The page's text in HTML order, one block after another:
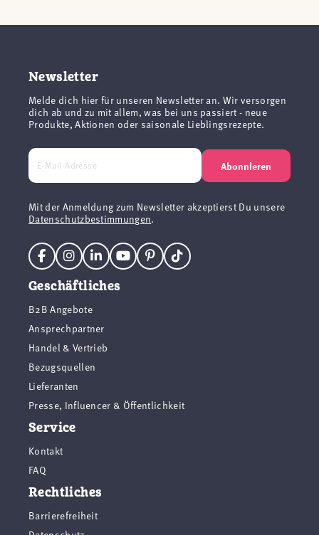
Newsletter
Melde dich hier für unseren Newsletter an. Wir versorgen
dich ab und zu mit allem, was bei uns passiert - neue
Produkte, Aktionen oder saisonale Lieblingsrezepte.
Abonnieren
Mit der Anmeldung zum Newsletter akzeptierst Du unsere
Datenschutzbestimmungen.
Geschäftliches
B2B Angebote
Ansprechpartner
Handel & Vertrieb
Bezugsquellen
Lieferanten
Presse, Influencer & Öffentlichkeit
Service
Kontakt
FAQ
Rechtliches
Barrierefreiheit